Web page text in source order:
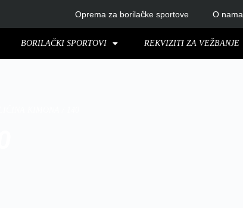
Oprema za borilačke sportove O nama
BORILAČKI SPORTOVI REKVIZITI ZA VEŽBANJE